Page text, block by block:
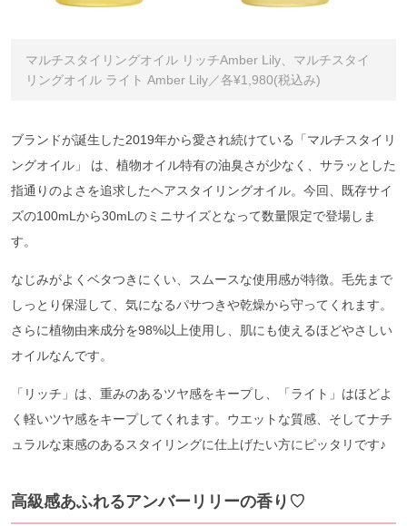
マルチスタイリングオイル リッチAmber Lily、マルチスタイ
リングオイル ライト Amber Lily／各¥1,980(税込み)
ブランドが誕生した2019年から愛され続けている「マルチスタイリ
ングオイル」 は、植物オイル特有の油臭さが少なく、サラッとした
指通りのよさを追求したヘアスタイリングオイル。今回、既存サイ
ズの100mLから30mLのミニサイズとなって数量限定で登場しま
す。
なじみがよくベタつきにくい、スムースな使用感が特徴。毛先まで
しっとり保湿して、気になるパサつきや乾燥から守ってくれます。
さらに植物由来成分を98%以上使用し、肌にも使えるほどやさしい
オイルなんです。
「リッチ」は、重みのあるツヤ感をキープし、「ライト」はほどよ
く軽いツヤ感をキープしてくれます。ウエットな質感、そしてナチ
ュラルな束感のあるスタイリングに仕上げたい方にピッタリです♪
高級感あふれるアンバーリリーの香り♡